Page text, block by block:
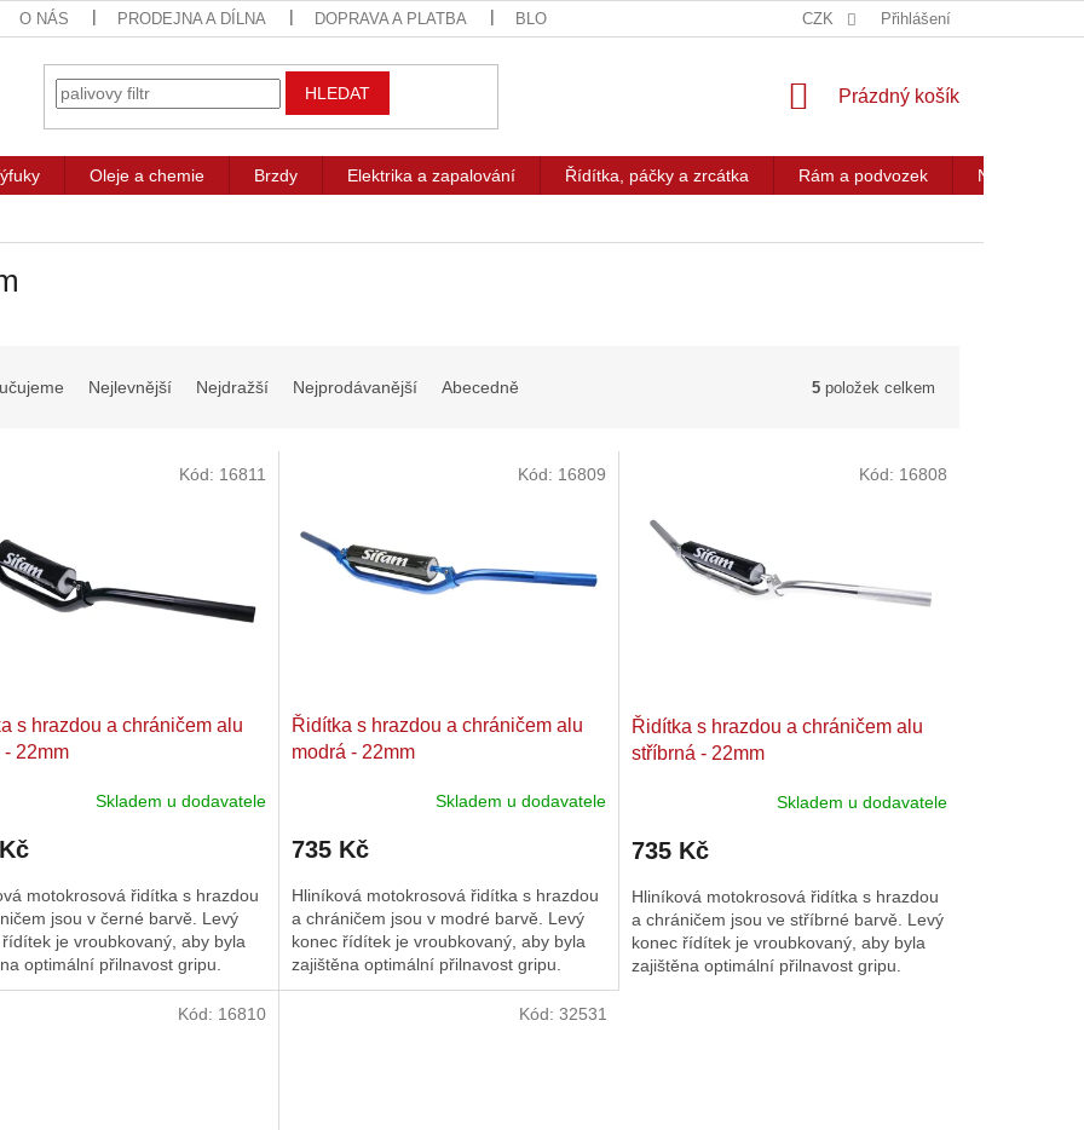
O NÁS PRODEJNA A DÍLNA DOPRAVA A PLATBA BLOG CZK Přihlášení
HLEDAT
NÁKUPNÍ
Prázdný košík
Oleje a chemie Brzdy Elektrika a zapalování Řídítka, páčky a zrcátka Rám a podvozek Nářadí a
Nejlevnější Nejdražší Nejprodávanější Abecedně 5 položek celkem
s hrazdou a chráničem alu
- 22mm
Skladem u dodavatele
motokrosová řidítka s hrazdou
jsou v černé barvě. Levý
je vroubkovaný, aby byla
optimální přilnavost gripu.
průměr: 22 mm,...
Kód: 16811
Řidítka s hrazdou a chráničem alu
modrá - 22mm
Skladem u dodavatele
735 Kč
Hliníková motokrosová řidítka s hrazdou
a chráničem jsou v modré barvě. Levý
konec řídítek je vroubkovaný, aby byla
zajištěna optimální přilnavost gripu.
Rozměry: průměr: 22 mm,...
Kód: 16809
Řidítka s hrazdou a chráničem alu
stříbrná - 22mm
Skladem u dodavatele
735 Kč
Hliníková motokrosová řidítka s hrazdou
a chráničem jsou ve stříbrné barvě. Levý
konec řídítek je vroubkovaný, aby byla
zajištěna optimální přilnavost gripu.
Kód: 16808
Kód: 16810 Kód: 32531